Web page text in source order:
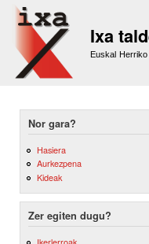
Ixa
Euskal
Nor gara?
Hasiera
Aurkezpena
Kideak
Zer egiten dugu?